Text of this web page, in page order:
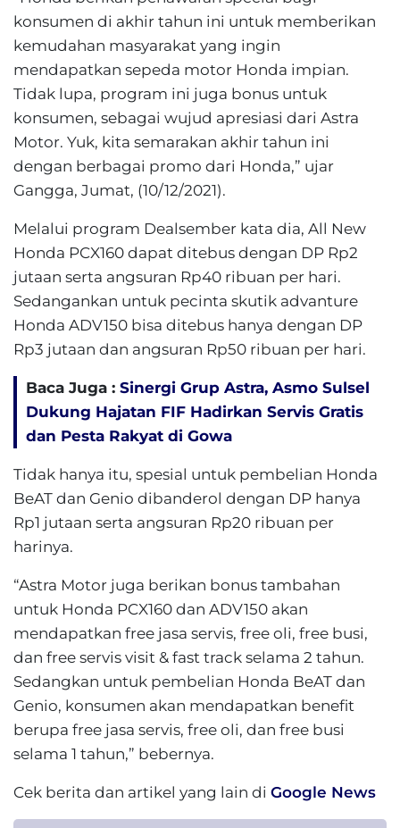
konsumen di akhir tahun ini untuk memberikan
kemudahan masyarakat yang ingin
mendapatkan sepeda motor Honda impian.
Tidak lupa, program ini juga bonus untuk
konsumen, sebagai wujud apresiasi dari Astra
Motor. Yuk, kita semarakan akhir tahun ini
dengan berbagai promo dari Honda,” ujar
Gangga, Jumat, (10/12/2021).
Melalui program Dealsember kata dia, All New
Honda PCX160 dapat ditebus dengan DP Rp2
jutaan serta angsuran Rp40 ribuan per hari.
Sedangankan untuk pecinta skutik advanture
Honda ADV150 bisa ditebus hanya dengan DP
Rp3 jutaan dan angsuran Rp50 ribuan per hari.
Baca Juga : Sinergi Grup Astra, Asmo Sulsel
Dukung Hajatan FIF Hadirkan Servis Gratis
dan Pesta Rakyat di Gowa
Tidak hanya itu, spesial untuk pembelian Honda
BeAT dan Genio dibanderol dengan DP hanya
Rp1 jutaan serta angsuran Rp20 ribuan per
harinya.
“Astra Motor juga berikan bonus tambahan
untuk Honda PCX160 dan ADV150 akan
mendapatkan free jasa servis, free oli, free busi,
dan free servis visit & fast track selama 2 tahun.
Sedangkan untuk pembelian Honda BeAT dan
Genio, konsumen akan mendapatkan benefit
berupa free jasa servis, free oli, dan free busi
selama 1 tahun,” bebernya.
Cek berita dan artikel yang lain di Google News